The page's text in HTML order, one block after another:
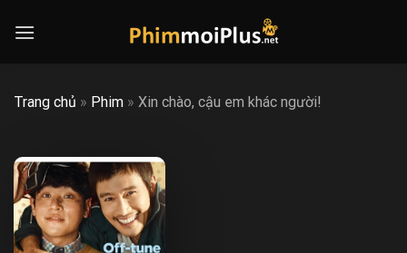
Trang chủ » Phim » Xin chào, cậu em khác người!